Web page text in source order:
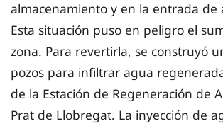
almacenamiento y en la entrada de
Esta situación puso en peligro el
zona. Para revertirla, se construyó
pozos para infiltrar agua
de la Estación de Regeneración de
Prat de Llobregat. La inyección de